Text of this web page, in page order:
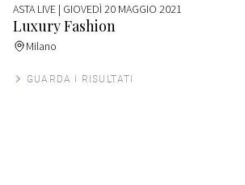
ASTA LIVE | GIOVEDÌ 20 MAGGIO 2021
Luxury Fashion
Milano
GUARDA I RISULTATI